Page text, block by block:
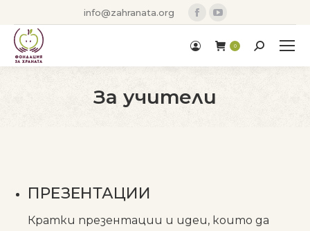
info@zahranata.org
Facebook
page
opens
in
window
YouTube
page
opens
in
0 Search:
За учители
ПРЕЗЕНТАЦИИ
Кратки презентации и идеи, които да